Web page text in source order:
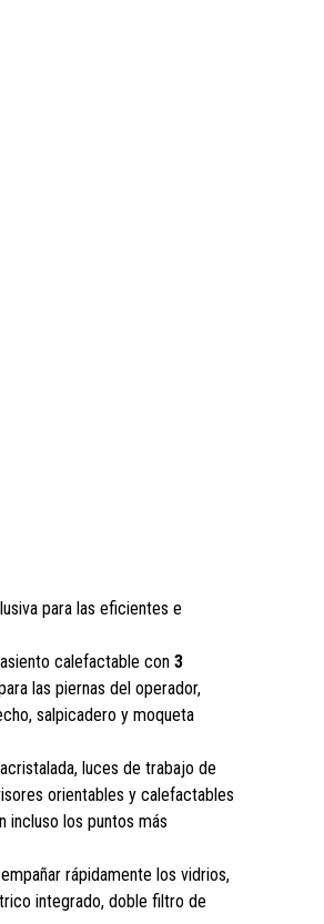
para las eficientes e
calefactable con 3
las piernas del operador,
salpicadero y moqueta
luces de trabajo de
orientables y calefactables
incluso los puntos más
rápidamente los vidrios,
integrado, doble filtro de